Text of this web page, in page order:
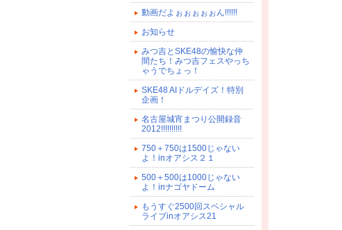
動画だよぉぉぉぉぉん!!!!!!
お知らせ
みつ吉とSKE48の愉快な仲
間たち！みつ吉フェスやっち
ゃうでちょっ！
SKE48 AIドルデイズ！特別
企画！
名古屋城宵まつり公開録音
2012!!!!!!!!!!
750＋750は1500じゃない
よ！inオアシス２１
500＋500は1000じゃない
よ！inナゴヤドーム
もうすぐ2500回スペシャル
ライブinオアシス21